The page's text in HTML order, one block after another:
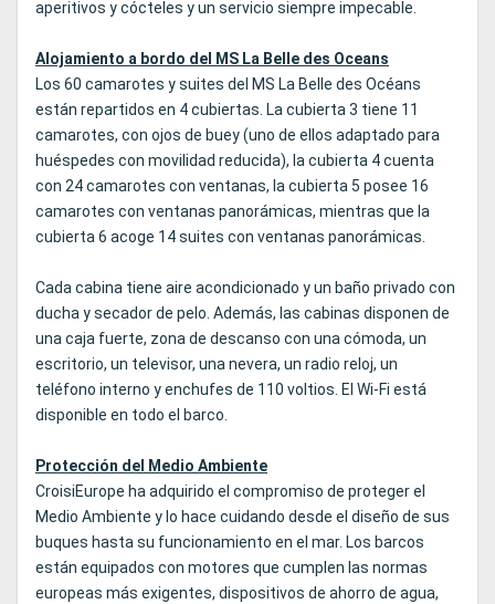
aperitivos y cócteles y un servicio siempre impecable.
Alojamiento a bordo del MS La Belle des Oceans
Los 60 camarotes y suites del MS La Belle des Océans
están repartidos en 4 cubiertas. La cubierta 3 tiene 11
camarotes, con ojos de buey (uno de ellos adaptado para
huéspedes con movilidad reducida), la cubierta 4 cuenta
con 24 camarotes con ventanas, la cubierta 5 posee 16
camarotes con ventanas panorámicas, mientras que la
cubierta 6 acoge 14 suites con ventanas panorámicas.
Cada cabina tiene aire acondicionado y un baño privado con
ducha y secador de pelo. Además, las cabinas disponen de
una caja fuerte, zona de descanso con una cómoda, un
escritorio, un televisor, una nevera, un radio reloj, un
teléfono interno y enchufes de 110 voltios. El Wi-Fi está
disponible en todo el barco.
Protección del Medio Ambiente
CroisiEurope ha adquirido el compromiso de proteger el
Medio Ambiente y lo hace cuidando desde el diseño de sus
buques hasta su funcionamiento en el mar. Los barcos
están equipados con motores que cumplen las normas
europeas más exigentes, dispositivos de ahorro de agua,